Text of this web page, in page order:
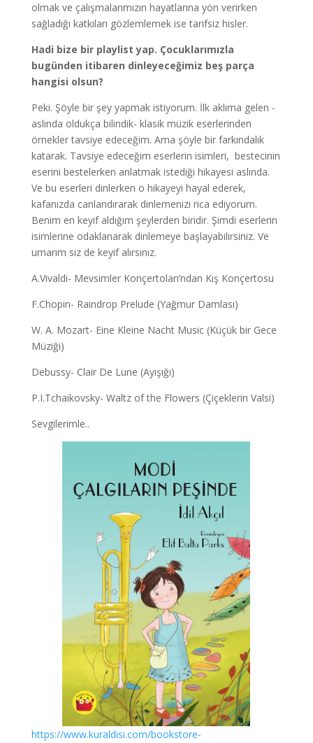
olmak ve çalışmalarımızın hayatlarına yön verirken
sağladığı katkıları gözlemlemek ise tarifsiz hisler.
Hadi bize bir playlist yap. Çocuklarımızla
bugünden itibaren dinleyeceğimiz beş parça
hangisi olsun?
Peki. Şöyle bir şey yapmak istiyorum. İlk aklıma gelen -
aslında oldukça bilindik- klasik müzik eserlerinden
örnekler tavsiye edeceğim. Ama şöyle bir farkındalık
katarak. Tavsiye edeceğim eserlerin isimleri, bestecinin
eserini bestelerken anlatmak istediği hikayesi aslında.
Ve bu eserleri dinlerken o hikayeyi hayal ederek,
kafanızda canlandırarak dinlemenizi rica ediyorum.
Benim en keyif aldığım şeylerden biridir. Şimdi eserlerin
isimlerine odaklanarak dinlemeye başlayabilirsiniz. Ve
umarım siz de keyif alırsınız.
A.Vivaldi- Mevsimler Konçertoları’ndan Kış Konçertosu
F.Chopin- Raindrop Prelude (Yağmur Damlası)
W. A. Mozart- Eine Kleine Nacht Music (Küçük bir Gece
Müziği)
Debussy- Clair De Lune (Ayışığı)
P.I.Tchaikovsky- Waltz of the Flowers (Çiçeklerin Valsi)
Sevgilerimle..
https://www.kuraldisi.com/bookstore-